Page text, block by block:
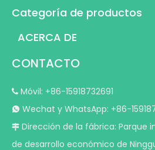
Categoría de productos
ACERCA DE
CONTACTO
 Móvil: +86-15918732691
 Wechat y WhatsApp: +86-
 Dirección de la fábrica: Parque
de desarrollo económico de